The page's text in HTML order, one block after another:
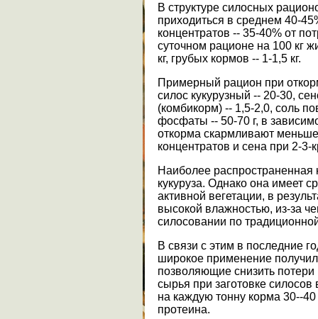
В структуре силосных
приходиться в среднем 40-
концентратов -- 35-40% от
суточном рационе на 100 кг
кг, грубых кормов -- 1-1,5 кг.
Примерный рацион при
силос кукурузный -- 20-30,
(комбикорм) -- 1,5-2,0, соль
фосфаты -- 50-70 г, в
откорма скармливают
концентратов и сена при 2-3-
Наиболее распространенная
кукуруза. Однако она имеет
активной вегетации, в
высокой влажностью, из-за
силосовании по
В связи с этим в последние
широкое применение
позволяющие снизить
сырья при заготовке силосов
на каждую тонну корма 30--
протеина.